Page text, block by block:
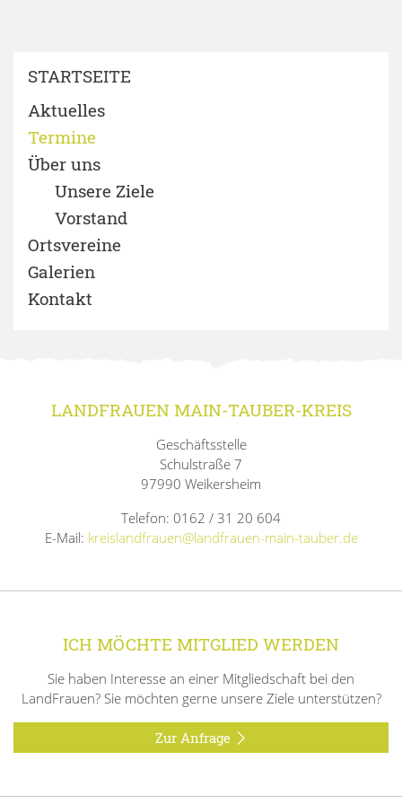
STARTSEITE
Aktuelles
Termine
Über uns
Unsere Ziele
Vorstand
Ortsvereine
Galerien
Kontakt
LANDFRAUEN MAIN-TAUBER-KREIS
Geschäftsstelle
Schulstraße 7
97990 Weikersheim
Telefon: 0162 / 31 20 604
E-Mail: kreislandfrauen@landfrauen-main-tauber.de
ICH MÖCHTE MITGLIED WERDEN
Sie haben Interesse an einer Mitgliedschaft bei den
LandFrauen? Sie möchten gerne unsere Ziele unterstützen?
Zur Anfrage